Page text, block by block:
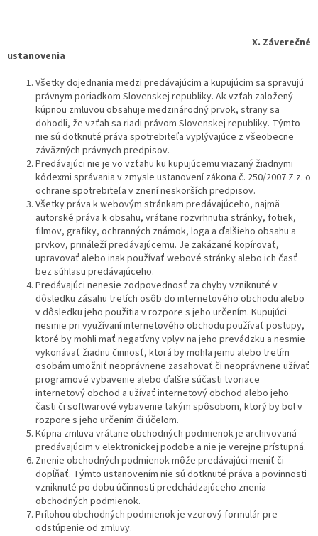
X. Záverečné
ustanovenia
Všetky dojednania medzi predávajúcim a kupujúcim sa spravujú
právnym poriadkom Slovenskej republiky. Ak vzťah založený
kúpnou zmluvou obsahuje medzinárodný prvok, strany sa
dohodli, že vzťah sa riadi právom Slovenskej republiky. Týmto
nie sú dotknuté práva spotrebiteľa vyplývajúce z všeobecne
záväzných právnych predpisov.
Predávajúci nie je vo vzťahu ku kupujúcemu viazaný žiadnymi
kódexmi správania v zmysle ustanovení zákona č. 250/2007 Z.z. o
ochrane spotrebiteľa v znení neskorších predpisov.
Všetky práva k webovým stránkam predávajúceho, najmä
autorské práva k obsahu, vrátane rozvrhnutia stránky, fotiek,
filmov, grafiky, ochranných známok, loga a ďalšieho obsahu a
prvkov, prináleží predávajúcemu. Je zakázané kopírovať,
upravovať alebo inak používať webové stránky alebo ich časť
bez súhlasu predávajúceho.
Predávajúci nenesie zodpovednosť za chyby vzniknuté v
dôsledku zásahu tretích osôb do internetového obchodu alebo
v dôsledku jeho použitia v rozpore s jeho určením. Kupujúci
nesmie pri využívaní internetového obchodu používať postupy,
ktoré by mohli mať negatívny vplyv na jeho prevádzku a nesmie
vykonávať žiadnu činnosť, ktorá by mohla jemu alebo tretím
osobám umožniť neoprávnene zasahovať či neoprávnene užívať
programové vybavenie alebo ďalšie súčasti tvoriace
internetový obchod a užívať internetový obchod alebo jeho
časti či softwarové vybavenie takým spôsobom, ktorý by bol v
rozpore s jeho určením či účelom.
Kúpna zmluva vrátane obchodných podmienok je archivovaná
predávajúcim v elektronickej podobe a nie je verejne prístupná.
Znenie obchodných podmienok môže predávajúci meniť či
dopĺňať. Týmto ustanovením nie sú dotknuté práva a povinnosti
vzniknuté po dobu účinnosti predchádzajúceho znenia
obchodných podmienok.
Prílohou obchodných podmienok je vzorový formulár pre
odstúpenie od zmluvy.